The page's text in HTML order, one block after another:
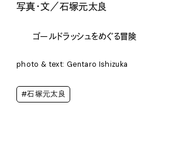
写真・文／石塚元太良
ゴールドラッシュをめぐる冒険
photo & text: Gentaro Ishizuka
#石塚元太良